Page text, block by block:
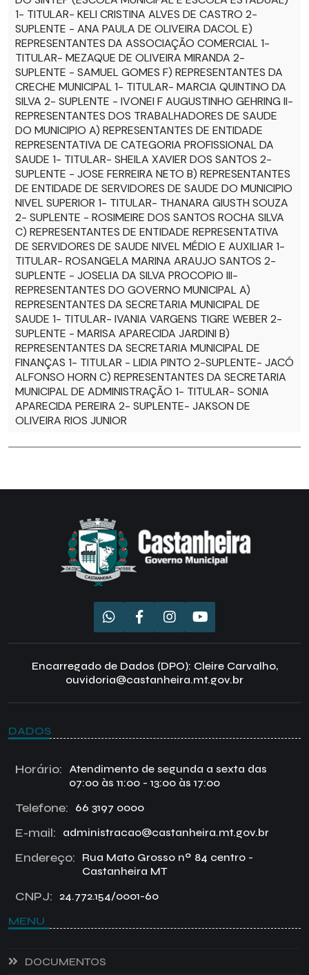
1- TITULAR- KELI CRISTINA ALVES DE CASTRO 2-
SUPLENTE - ANA PAULA DE OLIVEIRA DACOL E)
REPRESENTANTES DA ASSOCIAÇÃO COMERCIAL 1-
TITULAR- MEZAQUE DE OLIVEIRA MIRANDA 2-
SUPLENTE - SAMUEL GOMES F) REPRESENTANTES DA
CRECHE MUNICIPAL 1- TITULAR- MARCIA QUINTINO DA
SILVA 2- SUPLENTE - IVONEI F AUGUSTINHO GEHRING II-
REPRESENTANTES DOS TRABALHADORES DE SAUDE
DO MUNICIPIO A) REPRESENTANTES DE ENTIDADE
REPRESENTATIVA DE CATEGORIA PROFISSIONAL DA
SAUDE 1- TITULAR- SHEILA XAVIER DOS SANTOS 2-
SUPLENTE - JOSE FERREIRA NETO B) REPRESENTANTES
DE ENTIDADE DE SERVIDORES DE SAUDE DO MUNICIPIO
NIVEL SUPERIOR 1- TITULAR- THANARA GIUSTH SOUZA
2- SUPLENTE - ROSIMEIRE DOS SANTOS ROCHA SILVA
C) REPRESENTANTES DE ENTIDADE REPRESENTATIVA
DE SERVIDORES DE SAUDE NIVEL MÉDIO E AUXILIAR 1-
TITULAR- ROSANGELA MARINA ARAUJO SANTOS 2-
SUPLENTE - JOSELIA DA SILVA PROCOPIO III-
REPRESENTANTES DO GOVERNO MUNICIPAL A)
REPRESENTANTES DA SECRETARIA MUNICIPAL DE
SAUDE 1- TITULAR- IVANIA VARGENS TIGRE WEBER 2-
SUPLENTE - MARISA APARECIDA JARDINI B)
REPRESENTANTES DA SECRETARIA MUNICIPAL DE
FINANÇAS 1- TITULAR - LIDIA PINTO 2-SUPLENTE- JACÓ
ALFONSO HORN C) REPRESENTANTES DA SECRETARIA
MUNICIPAL DE ADMINISTRAÇÃO 1- TITULAR- SONIA
APARECIDA PEREIRA 2- SUPLENTE- JAKSON DE
OLIVEIRA RIOS JUNIOR
Encarregado de Dados (DPO): Cleire Carvalho,
ouvidoria@castanheira.mt.gov.br
DADOS
Horário:
Atendimento de segunda a sexta das
07:00 às 11:00 - 13:00 às 17:00
Telefone: 66 3197 0000
E-mail: administracao@castanheira.mt.gov.br
Endereço:
Rua Mato Grosso nº 84 centro -
Castanheira MT
CNPJ: 24.772.154/0001-60
MENU
DOCUMENTOS